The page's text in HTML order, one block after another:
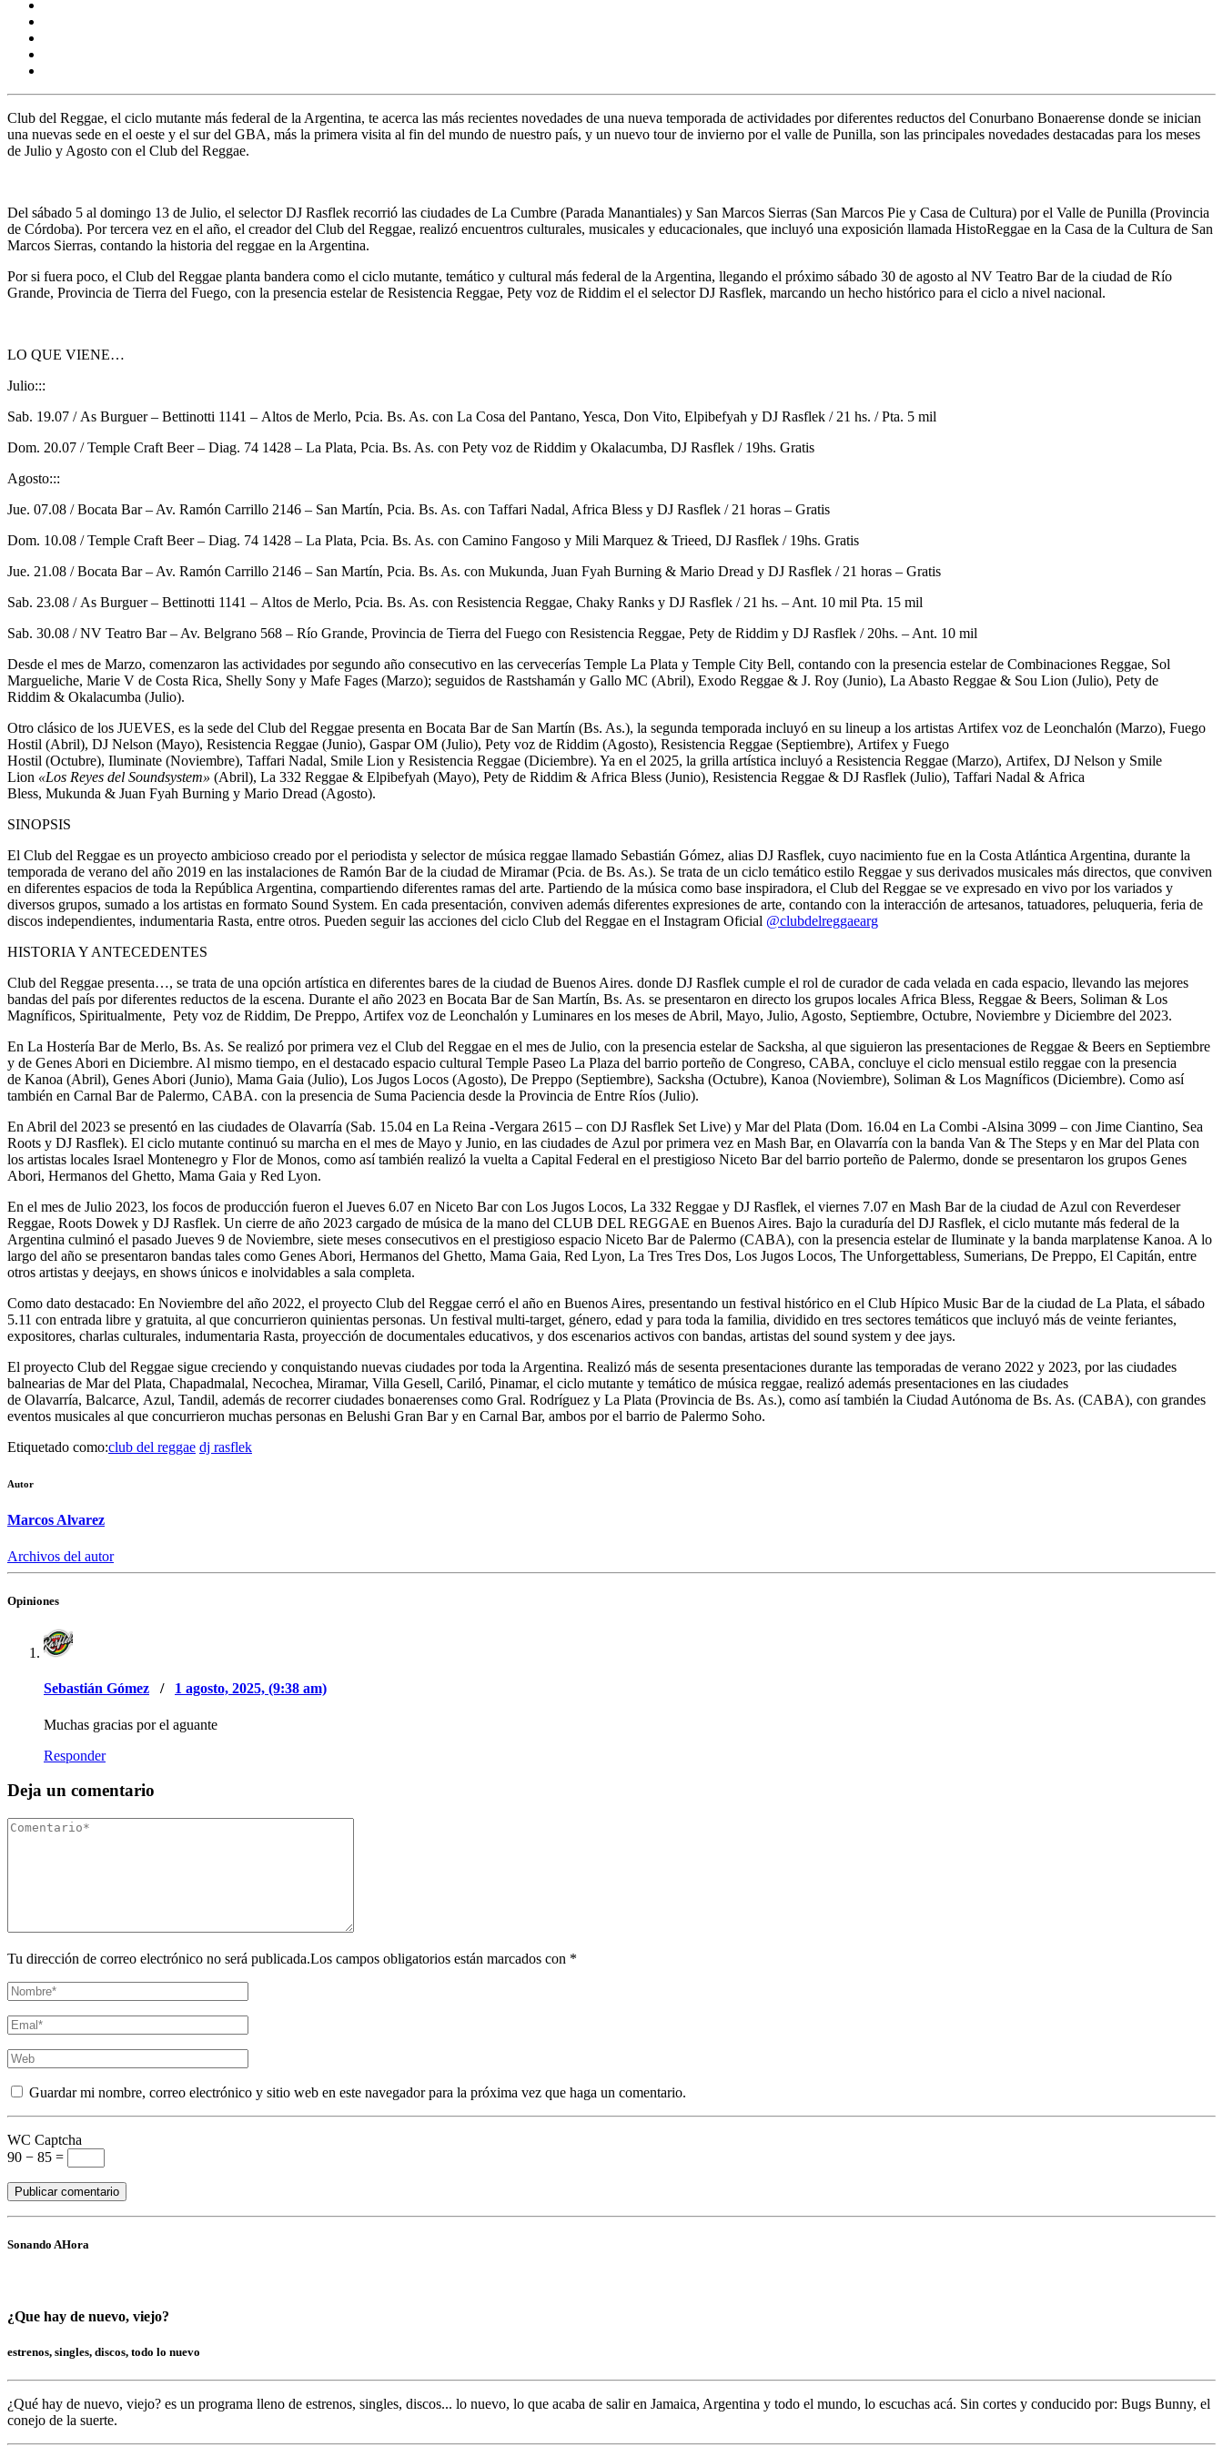
Club del Reggae, el ciclo mutante más federal de la Argentina, te acerca las más recientes novedades de una nueva temporada de actividades por diferentes reductos del Conurbano Bonaerense donde se inician
una nuevas sede en el oeste y el sur del GBA, más la primera visita al fin del mundo de nuestro país, y un nuevo tour de invierno por el valle de Punilla, son las principales novedades destacadas para los meses
de Julio y Agosto con el Club del Reggae.
Del sábado 5 al domingo 13 de Julio, el selectorDJ Rasflek recorrió las ciudades de La Cumbre (Parada Manantiales) y San Marcos Sierras (San Marcos Pie y Casa de Cultura) por el Valle de Punilla (Provincia
de Córdoba). Por tercera vez en el año, el creador del Club del Reggae, realizó encuentros culturales, musicales y educacionales, que incluyó una exposición llamada HistoReggae en la Casa de la Cultura de San
Marcos Sierras, contando la historia del reggae en la Argentina.
Por si fuera poco, el Club del Reggae planta bandera como el ciclo mutante, temático y cultural más federal de la Argentina, llegando el próximo sábado 30 de agosto al NV Teatro Barde la ciudad de Río
Grande, Provincia de Tierra del Fuego, con la presencia estelar de Resistencia Reggae, Pety voz de Riddim el el selectorDJ Rasflek, marcando un hecho histórico para el ciclo a nivel nacional.
LO QUE VIENE…
Julio:::
Sab. 19.07 /As Burguer– Bettinotti 1141 – Altos de Merlo, Pcia. Bs. As. con La Cosa del Pantano, Yesca, Don Vito, Elpibefyah y DJ Rasflek / 21 hs. / Pta. 5 mil
Dom. 20.07 /Temple Craft Beer– Diag. 74 1428 – La Plata, Pcia. Bs. As. con Pety voz de Riddim y Okalacumba, DJ Rasflek / 19hs. Gratis
Agosto:::
Jue. 07.08 /Bocata Bar– Av. Ramón Carrillo 2146 – San Martín, Pcia. Bs. As. con Taffari Nadal, Africa Bless y DJ Rasflek / 21 horas – Gratis
Dom. 10.08 /Temple Craft Beer– Diag. 74 1428 – La Plata, Pcia. Bs. As. con Camino Fangoso y Mili Marquez & Trieed, DJ Rasflek / 19hs. Gratis
Jue. 21.08 /Bocata Bar– Av. Ramón Carrillo 2146 – San Martín, Pcia. Bs. As. con Mukunda, Juan Fyah Burning & Mario Dread y DJ Rasflek / 21 horas – Gratis
Sab. 23.08 /As Burguer– Bettinotti 1141 – Altos de Merlo, Pcia. Bs. As. con Resistencia Reggae, Chaky Ranks y DJ Rasflek / 21 hs. – Ant. 10 mil Pta. 15 mil
Sab. 30.08 /NV Teatro Bar– Av. Belgrano 568 – Río Grande, Provincia de Tierra del Fuego con Resistencia Reggae, Pety de Riddim y DJ Rasflek / 20hs. – Ant. 10 mil
Desde el mes de Marzo, comenzaron las actividades por segundo año consecutivo en las cervecerías Temple La Plata y Temple City Bell, contando con la presencia estelar de Combinaciones Reggae, Sol
Margueliche, Marie V de Costa Rica, Shelly Sony y Mafe Fages (Marzo); seguidos de Rastshamán y Gallo MC (Abril), Exodo Reggae & J. Roy (Junio), La Abasto Reggae & Sou Lion (Julio), Pety de
Riddim & Okalacumba (Julio).
Otro clásico de los JUEVES, es la sede del Club del Reggae presenta en Bocata Bar de San Martín (Bs. As.), la segunda temporada incluyó en su lineup a los artistas Artifex voz de Leonchalón (Marzo), Fuego
Hostil (Abril), DJ Nelson (Mayo), Resistencia Reggae (Junio), Gaspar OM (Julio), Pety voz de Riddim (Agosto), Resistencia Reggae (Septiembre), Artifex y Fuego
Hostil (Octubre), Iluminate (Noviembre), Taffari Nadal, Smile Lion y Resistencia Reggae (Diciembre). Ya en el 2025, la grilla artística incluyó a Resistencia Reggae (Marzo), Artifex, DJ Nelson y Smile
Lion «Los Reyes del Soundsystem» (Abril), La 332 Reggae & Elpibefyah (Mayo), Pety de Riddim & Africa Bless (Junio), Resistencia Reggae & DJ Rasflek (Julio), Taffari Nadal & Africa
Bless, Mukunda & Juan Fyah Burning y Mario Dread (Agosto).
SINOPSIS
El Club del Reggae es un proyecto ambicioso creado por el periodista y selector de música reggae llamado Sebastián Gómez, alias DJ Rasflek, cuyo nacimiento fue en la Costa Atlántica Argentina, durante la
temporada de verano del año 2019 en las instalaciones de Ramón Bar de la ciudad de Miramar (Pcia. de Bs. As.). Se trata de un ciclo temático estilo Reggae y sus derivados musicales más directos, que conviven
en diferentes espacios de toda la República Argentina, compartiendo diferentes ramas del arte. Partiendo de la música como base inspiradora, el Club del Reggae se ve expresado en vivo por los variados y
diversos grupos, sumado a los artistas en formato Sound System. En cada presentación, conviven además diferentes expresiones de arte, contando con la interacción de artesanos, tatuadores, peluqueria, feria de
discos independientes, indumentaria Rasta, entre otros. Pueden seguir las acciones del ciclo Club del Reggae en el Instagram Oficial @clubdelreggaearg
HISTORIA Y ANTECEDENTES
Club del Reggae presenta…, se trata de una opción artística en diferentes bares de la ciudad de Buenos Aires. donde DJ Rasflek cumple el rol de curador de cada velada en cada espacio, llevando las mejores
bandas del país por diferentes reductos de la escena. Durante el año 2023 en Bocata Bar de San Martín, Bs. As. se presentaron en directo los grupos locales Africa Bless, Reggae & Beers, Soliman & Los
Magníficos, Spiritualmente, Pety voz de Riddim, De Preppo, Artifex voz de Leonchalón y Luminares en los meses de Abril, Mayo, Julio, Agosto, Septiembre, Octubre, Noviembre y Diciembre del 2023.
En La Hostería Bar de Merlo, Bs. As. Se realizó por primera vez el Club del Reggae en el mes de Julio, con la presencia estelar de Sacksha, al que siguieron las presentaciones de Reggae & Beers en Septiembre
y de Genes Abori en Diciembre. Al mismo tiempo, en el destacado espacio cultural Temple Paseo La Plaza del barrio porteño de Congreso, CABA, concluye el ciclo mensual estilo reggae con la presencia
de Kanoa (Abril), Genes Abori (Junio), Mama Gaia (Julio), Los Jugos Locos (Agosto), De Preppo (Septiembre), Sacksha (Octubre), Kanoa (Noviembre), Soliman & Los Magníficos (Diciembre). Como así
también en Carnal Bar de Palermo, CABA. con la presencia de Suma Paciencia desde la Provincia de Entre Ríos (Julio).
En Abril del 2023 se presentó en las ciudades de Olavarría (Sab. 15.04 en La Reina -Vergara 2615 – con DJ Rasflek Set Live) y Mar del Plata (Dom. 16.04 en La Combi -Alsina 3099 – con Jime Ciantino, Sea
Roots y DJ Rasflek). El ciclo mutante continuó su marcha en el mes de Mayo y Junio, en las ciudades de Azul por primera vez en Mash Bar, en Olavarría con la banda Van & The Steps y en Mar del Plata con
los artistas locales Israel Montenegro y Flor de Monos, como así también realizó la vuelta a Capital Federal en el prestigioso Niceto Bar del barrio porteño de Palermo, donde se presentaron los grupos Genes
Abori, Hermanos del Ghetto, Mama Gaia y Red Lyon.
En el mes de Julio 2023, los focos de producción fueron el Jueves 6.07 en Niceto Bar con Los Jugos Locos, La 332 Reggae y DJ Rasflek, el viernes 7.07 en Mash Bar de la ciudad de Azul con Reverdeser
Reggae, Roots Dowek y DJ Rasflek. Un cierre de año 2023 cargado de música de la mano del CLUB DEL REGGAE en Buenos Aires. Bajo la curaduría del DJ Rasflek, el ciclo mutante más federal de la
Argentina culminó el pasado Jueves 9 de Noviembre, siete meses consecutivos en el prestigioso espacio Niceto Bar de Palermo (CABA), con la presencia estelar de Iluminate y la banda marplatense Kanoa. A lo
largo del año se presentaron bandas tales como Genes Abori, Hermanos del Ghetto, Mama Gaia, Red Lyon, La Tres Tres Dos, Los Jugos Locos, The Unforgettabless, Sumerians, De Preppo, El Capitán, entre
otros artistas y deejays, en shows únicos e inolvidables a sala completa.
Como dato destacado: En Noviembre del año 2022, el proyecto Club del Reggae cerró el año en Buenos Aires, presentando un festival histórico en el Club Hípico Music Bar de la ciudad de La Plata, el sábado
5.11 con entrada libre y gratuita, al que concurrieron quinientas personas. Un festival multi-target, género, edad y para toda la familia, dividido en tres sectores temáticos que incluyó más de veinte feriantes,
expositores, charlas culturales, indumentaria Rasta, proyección de documentales educativos, y dos escenarios activos con bandas, artistas del sound system y dee jays.
El proyecto Club del Reggae sigue creciendo y conquistando nuevas ciudades por toda la Argentina. Realizó más de sesenta presentaciones durante las temporadas de verano 2022 y 2023, por las ciudades
balnearias de Mar del Plata, Chapadmalal, Necochea, Miramar, Villa Gesell, Cariló, Pinamar, el ciclo mutante y temático de música reggae, realizó además presentaciones en las ciudades
de Olavarría, Balcarce, Azul, Tandil, además de recorrer ciudades bonaerenses como Gral. Rodríguez y La Plata (Provincia de Bs. As.), como así también la Ciudad Autónoma de Bs. As. (CABA), con grandes
eventos musicales al que concurrieron muchas personas en Belushi Gran Bar y en Carnal Bar, ambos por el barrio de Palermo Soho.
Etiquetado como:club del reggae dj rasflek
Autor
Marcos Alvarez
Archivos del autor
Opiniones
Sebastián Gómez / 1 agosto, 2025, (9:38 am)
Muchas gracias por el aguante
Responder
Deja un comentario
Tu dirección de correo electrónico no será publicada.Los campos obligatorios están marcados con *
Guardar mi nombre, correo electrónico y sitio web en este navegador para la próxima vez que haga un comentario.
WC Captcha
90 − 85 =
Sonando AHora
¿Que hay de nuevo, viejo?
estrenos, singles, discos, todo lo nuevo
¿Qué hay de nuevo, viejo? es un programa lleno de estrenos, singles, discos... lo nuevo, lo que acaba de salir en Jamaica, Argentina y todo el mundo, lo escuchas acá. Sin cortes y conducido por: Bugs Bunny, el
conejo de la suerte.